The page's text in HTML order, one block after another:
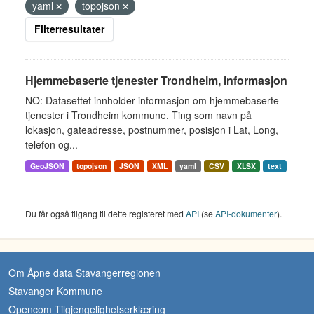
yaml
topojson
Filterresultater
Hjemmebaserte tjenester Trondheim, informasjon
NO: Datasettet innholder informasjon om hjemmebaserte
tjenester i Trondheim kommune. Ting som navn på
lokasjon, gateadresse, postnummer, posisjon i Lat, Long,
telefon og...
GeoJSON topojson JSON XML yaml CSV XLSX text
Du får også tilgang til dette registeret med API (seAPI-dokumenter).
Om Åpne data Stavangerregionen
Stavanger Kommune
Opencom Tilgjengelighetserklæring